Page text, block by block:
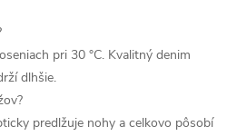
pri 30 °C. Kvalitný denim
dlhšie.
predlžuje nohy a celkovo pôsobí